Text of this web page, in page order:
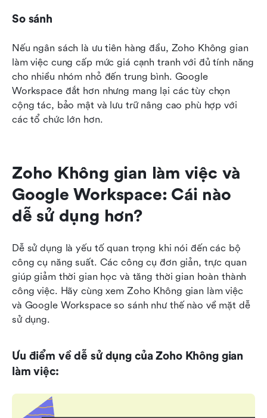
So sánh
Nếu ngân sách là ưu tiên hàng đầu, Zoho Không gian
làm việc cung cấp mức giá cạnh tranh với đủ tính năng
cho nhiều nhóm nhỏ đến trung bình. Google
Workspace đắt hơn nhưng mang lại các tùy chọn
cộng tác, bảo mật và lưu trữ nâng cao phù hợp với
các tổ chức lớn hơn.
Zoho Không gian làm việc và
Google Workspace: Cái nào
dễ sử dụng hơn?
Dễ sử dụng là yếu tố quan trọng khi nói đến các bộ
công cụ năng suất. Các công cụ đơn giản, trực quan
giúp giảm thời gian học và tăng thời gian hoàn thành
công việc. Hãy cùng xem Zoho Không gian làm việc
và Google Workspace so sánh như thế nào về mặt dễ
sử dụng.
Ưu điểm về dễ sử dụng của Zoho Không gian
làm việc: